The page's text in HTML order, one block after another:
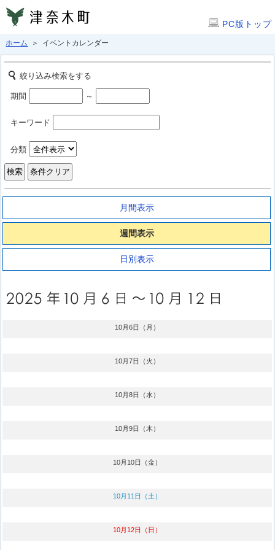
PC版トップ
ホーム ＞ イベントカレンダー
絞り込み検索をする
期間 ～
キーワード
分類
月間表示
週間表示
日別表示
10月6日（月）
10月7日（火）
10月8日（水）
10月9日（木）
10月10日（金）
10月11日（土）
10月12日（日）